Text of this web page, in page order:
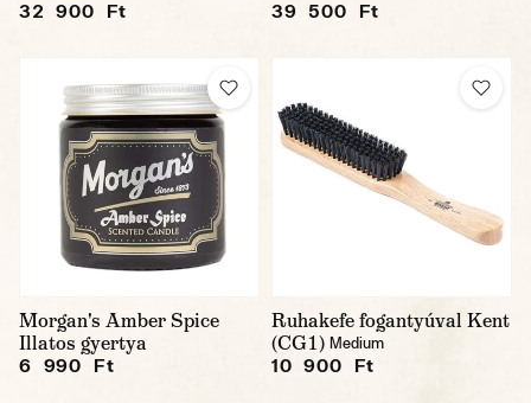
32 900 Ft 39 500 Ft
Morgan's Amber Spice
Illatos gyertya
6 990 Ft
Ruhakefe fogantyúval Kent
(CG1) Medium
10 900 Ft